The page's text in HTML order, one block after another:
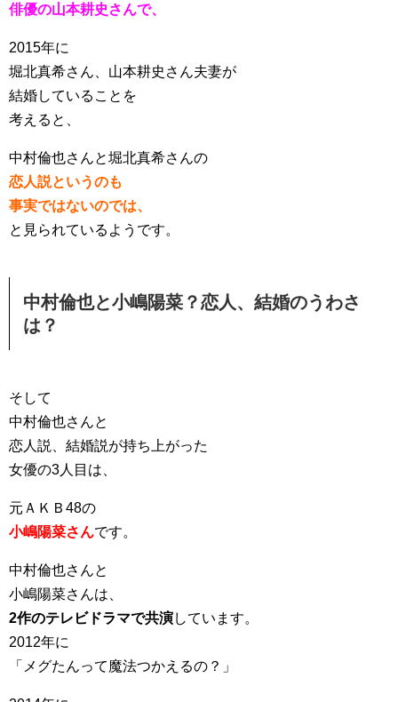
俳優の山本耕史さんで、
2015年に
堀北真希さん、山本耕史さん夫妻が
結婚していることを
考えると、
中村倫也さんと堀北真希さんの
恋人説というのも
事実ではないのでは、
と見られているようです。
中村倫也と小嶋陽菜？恋人、結婚のうわさ
は？
そして
中村倫也さんと
恋人説、結婚説が持ち上がった
女優の3人目は、
元ＡＫＢ48の
小嶋陽菜さんです。
中村倫也さんと
小嶋陽菜さんは、
2作のテレビドラマで共演しています。
2012年に
「メグたんって魔法つかえるの？」